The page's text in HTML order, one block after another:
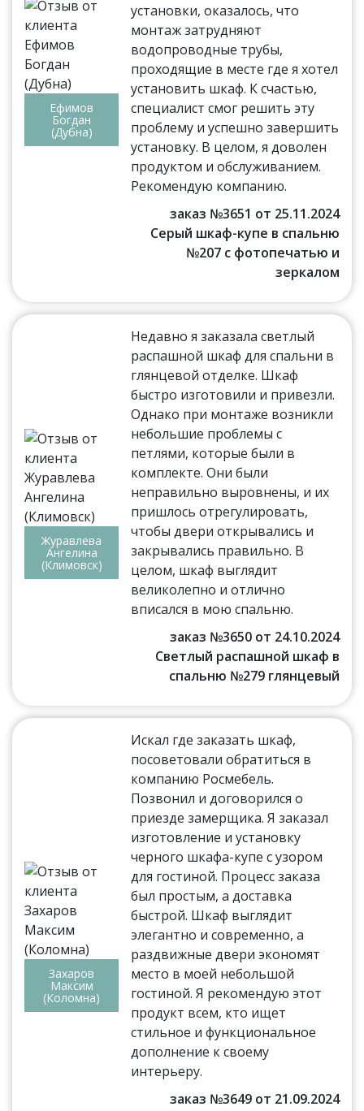
Ефимов
Богдан
(Дубна)
установки, оказалось, что
монтаж затрудняют
водопроводные трубы,
проходящие в месте где я хотел
установить шкаф. К счастью,
специалист смог решить эту
проблему и успешно завершить
установку. В целом, я доволен
продуктом и обслуживанием.
Рекомендую компанию.
заказ №3651 от 25.11.2024
Серый шкаф-купе в спальню
№207 с фотопечатью и
зеркалом
Журавлева
Ангелина
(Климовск)
Недавно я заказала светлый
распашной шкаф для спальни в
глянцевой отделке. Шкаф
быстро изготовили и привезли.
Однако при монтаже возникли
небольшие проблемы с
петлями, которые были в
комплекте. Они были
неправильно выровнены, и их
пришлось отрегулировать,
чтобы двери открывались и
закрывались правильно. В
целом, шкаф выглядит
великолепно и отлично
вписался в мою спальню.
заказ №3650 от 24.10.2024
Светлый распашной шкаф в
спальню №279 глянцевый
Захаров
Максим
(Коломна)
Искал где заказать шкаф,
посоветовали обратиться в
компанию Росмебель.
Позвонил и договорился о
приезде замерщика. Я заказал
изготовление и установку
черного шкафа-купе с узором
для гостиной. Процесс заказа
был простым, а доставка
быстрой. Шкаф выглядит
элегантно и современно, а
раздвижные двери экономят
место в моей небольшой
гостиной. Я рекомендую этот
продукт всем, кто ищет
стильное и функциональное
дополнение к своему
интерьеру.
заказ №3649 от 21.09.2024